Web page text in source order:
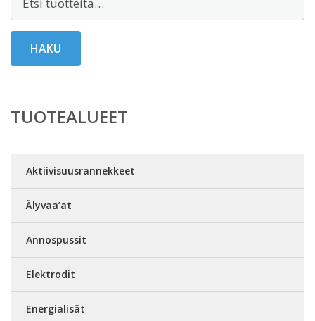
HAKU
TUOTEALUEET
Aktiivisuusrannekkeet
Älyvaa’at
Annospussit
Elektrodit
Energialisät